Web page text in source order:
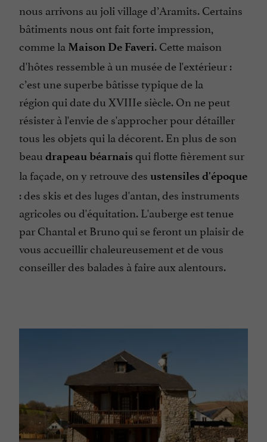
nous arrivons au joli village d’Aramits. Certains
bâtiments nous ont fait forte impression,
comme la Maison De Faveri. Cette maison
d'hôtes ressemble à un musée de l'extérieur :
c’est une superbe bâtisse typique de la
région qui date du XVIIIe siècle. On ne peut
résister à l'envie de s'approcher pour détailler
tous les objets qui la décorent. En plus de son
beau drapeau béarnais qui flotte fièrement sur
la façade, on y retrouve des ustensiles d'époque
: des skis et des luges d'antan, des instruments
agricoles ou d'équitation. L'auberge est tenue
par Chantal et Bruno qui se feront un plaisir de
vous accueillir chaleureusement et de vous
conseiller des balades à faire aux alentours.